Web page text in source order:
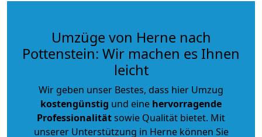
Umzüge von Herne nach
Pottenstein: Wir machen es Ihnen
leicht
Wir geben unser Bestes, dass hier Umzug
kostengünstig und eine hervorragende
Professionalitätsowie Qualität bietet. Mit
unserer Unterstützung in Herne können Sie